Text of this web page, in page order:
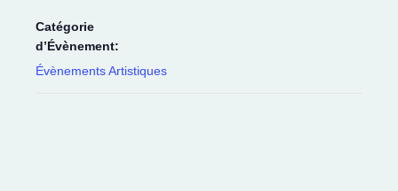
Catégorie
d’Évènement:
Évènements Artistiques